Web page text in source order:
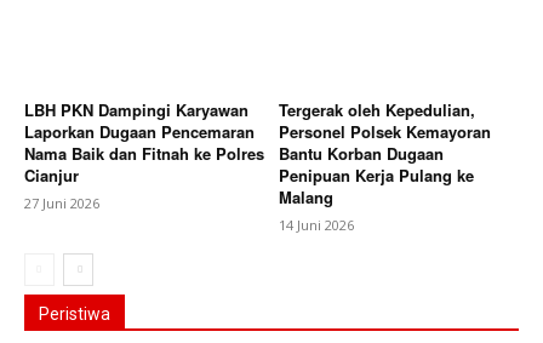
LBH PKN Dampingi Karyawan
Laporkan Dugaan Pencemaran
Nama Baik dan Fitnah ke Polres
Cianjur
27 Juni 2026
Tergerak oleh Kepedulian,
Personel Polsek Kemayoran
Bantu Korban Dugaan
Penipuan Kerja Pulang ke
Malang
14 Juni 2026
Peristiwa